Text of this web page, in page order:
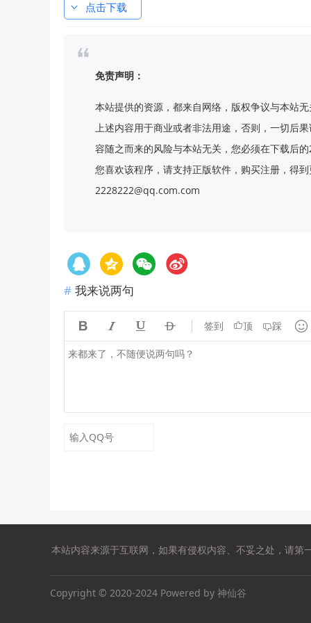
点击下载
免责声明：
本站提供的资源，都来自网络，版权争议与本站
上述内容用于商业或者非法用途，否则，一切后
容随之而来的风险与本站无关，您必须在下载后
您喜欢该程序，请支持正版软件，购买注册，得
2228222@qq.com.com
我来说两句
    签到 顶 踩 
本站内容来源于互联网，如果有侵权内容、不妥之处，请
Copyright © 2020-2024 Powered by 神仙谷